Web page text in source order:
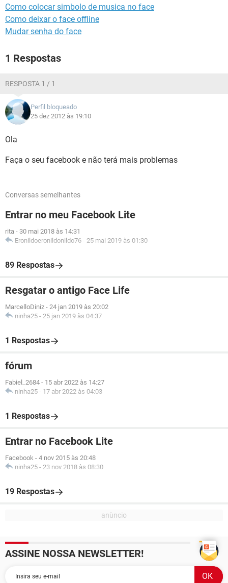
Como colocar simbolo de musica no face
Como deixar o face offline
Mudar senha do face
1 Respostas
RESPOSTA 1 / 1
Perfil bloqueado
25 dez 2012 às 19:10
Ola
Faça o seu facebook e não terá mais problemas
Conversas semelhantes
Entrar no meu Facebook Lite
rita - 30 mai 2018 às 14:31
Eronildoeronildonildo76 - 25 mai 2019 às 01:30
89 Respostas
Resgatar o antigo Face Life
MarcelloDiniz - 24 jan 2019 às 20:02
ninha25 - 25 jan 2019 às 04:37
1 Respostas
fórum
Fabiel_2684 - 15 abr 2022 às 14:27
ninha25 - 17 abr 2022 às 04:03
1 Respostas
Entrar no Facebook Lite
Facebook - 4 nov 2015 às 20:48
ninha25 - 23 nov 2018 às 08:30
19 Respostas
ASSINE NOSSA NEWSLETTER!